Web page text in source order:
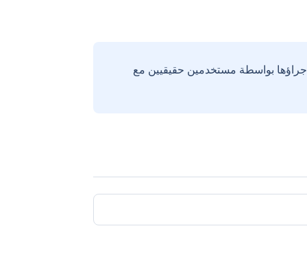
بواسطة مستخدمين حقيقيين مع